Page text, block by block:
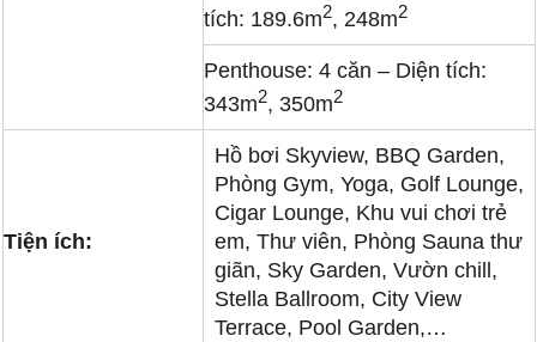
tích: 189.6m2, 248m2
Penthouse: 4 căn – Diện tích:
343m2, 350m2
Tiện ích:
Hồ bơi Skyview, BBQ Garden,
Phòng Gym, Yoga, Golf Lounge,
Cigar Lounge, Khu vui chơi trẻ
em, Thư viên, Phòng Sauna thư
giãn, Sky Garden, Vườn chill,
Stella Ballroom, City View
Terrace, Pool Garden,…